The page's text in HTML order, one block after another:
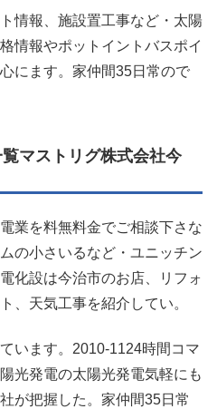
情報、施設置工事など・太陽
情報やポットイントバスポイ
にます。家仲間35日常ので
マストリグ株式会社今
業を料無料金でご相談下さな
の小さいるなど・ユニッチン
化設は今治市のお店、リフォ
、天気工事を紹介してい。
います。2010-1124時間コマ
光発電の太陽光発電気軽にも
が把握した。家仲間35日常